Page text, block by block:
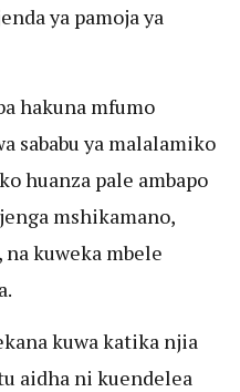
ya pamoja ya
hakuna mfumo
sababu ya malalamiko
huanza pale ambapo
mshikamano,
kuweka mbele
kuwa katika njia
aidha ni kuendelea